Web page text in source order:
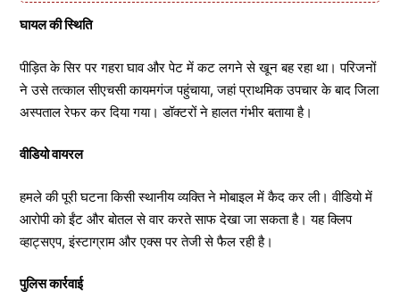
घायल की स्थिति
पीड़ित के सिर पर गहरा घाव और पेट में कट लगने से खून बह रहा था। परिजनों
ने उसे तत्काल सीएचसी कायमगंज पहुंचाया, जहां प्राथमिक उपचार के बाद जिला
अस्पताल रेफर कर दिया गया। डॉक्टरों ने हालत गंभीर बताया है।
वीडियो वायरल
हमले की पूरी घटना किसी स्थानीय व्यक्ति ने मोबाइल में कैद कर ली। वीडियो में
आरोपी को ईंट और बोतल से वार करते साफ देखा जा सकता है। यह क्लिप
व्हाट्सएप, इंस्टाग्राम और एक्स पर तेजी से फैल रही है।
पुलिस कार्रवाई